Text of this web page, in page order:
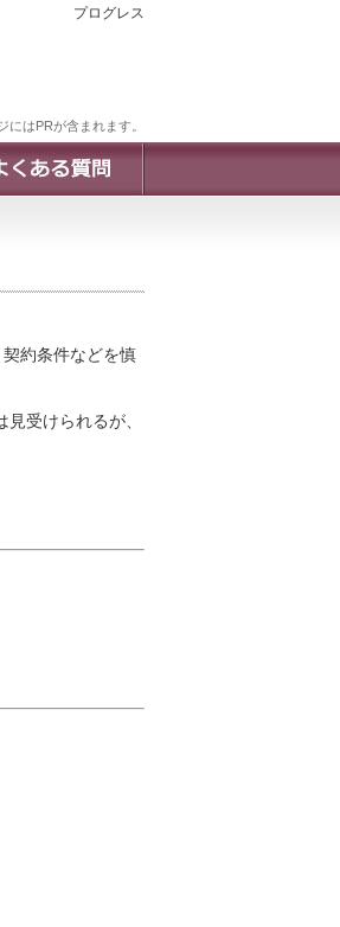
プログレス
にはPRが含まれます。
約条件などを慎
受けられるが、